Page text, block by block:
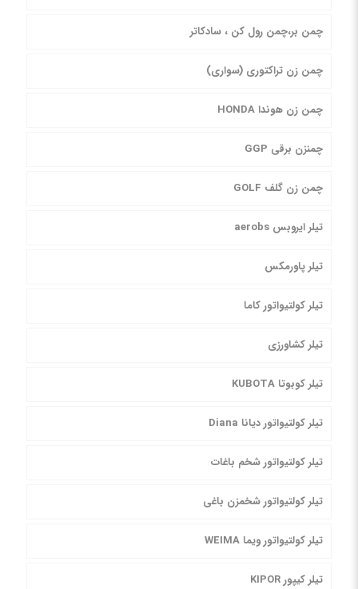
چمن بر،چمن رول کن ، سادکاتر
چمن زن تراکتوری (سواری)
چمن زن هوندا HONDA
چمنزن برقی GGP
چمن زن گلف GOLF
تیلر ایروبس aerobs
تیلر پاورمکس
تیلر کولتیواتور کاما
تیلر کشاورزی
تیلر کوبوتا KUBOTA
تیلر کولتیواتور دیانا Diana
تیلر کولتیواتور شخم باغات
تیلر کولتیواتور شخمزن باغی
تیلر کولتیواتور ویما WEIMA
تیلر کیپور KIPOR